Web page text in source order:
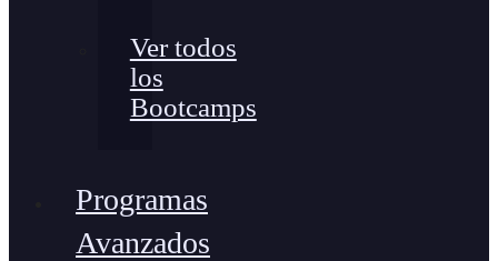
Ver todos
los
Bootcamps
Programas
Avanzados